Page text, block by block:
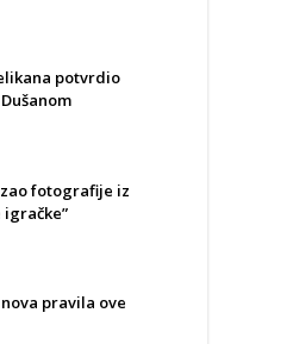
potvrdio
fotografije iz
igračke”
pravila ove